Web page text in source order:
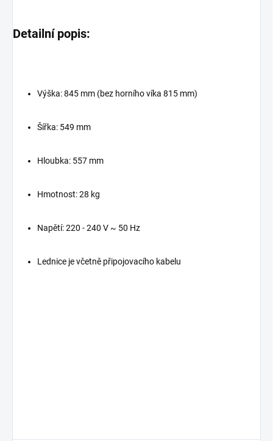
Detailní popis:
Výška: 845 mm (bez horního víka 815 mm)
Šířka: 549 mm
Hloubka: 557 mm
Hmotnost: 28 kg
Napětí: 220 - 240 V ~ 50 Hz
Lednice je včetně připojovacího kabelu